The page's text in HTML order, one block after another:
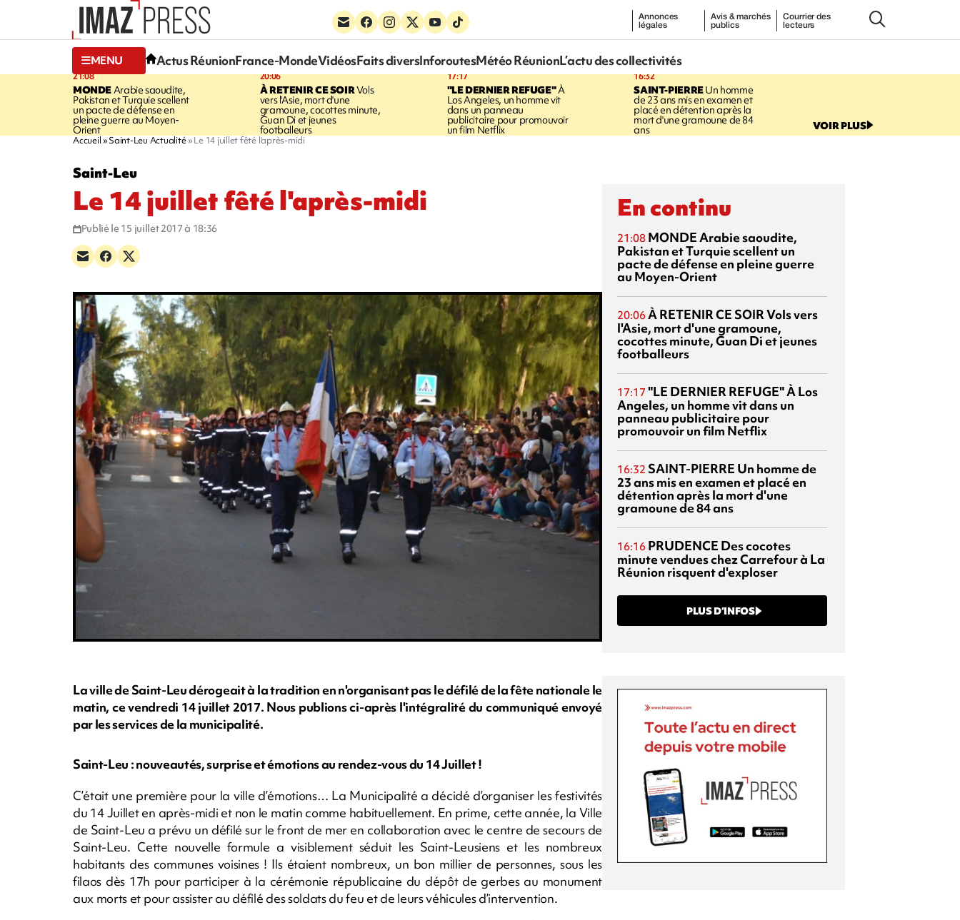
Annonces
légales
Avis & marchés
publics
Courrier des
lecteurs
MENU Actus RéunionFrance-MondeVidéosFaits diversInforoutesMétéo RéunionL’actu des collectivités
21:08
MONDE Arabie saoudite,
Pakistan et Turquie scellent
un pacte de défense en
pleine guerre au Moyen-
Orient
20:06
À RETENIR CE SOIRVols
vers l'Asie, mort d'une
gramoune, cocottes minute,
Guan Di et jeunes
footballeurs
17:17
"LE DERNIER REFUGE"À
Los Angeles, un homme vit
dans un panneau
publicitaire pour promouvoir
un film Netflix
16:32
SAINT-PIERREUn homme
de 23 ans mis en examen et
placé en détention après la
mort d'une gramoune de 84
ans VOIR PLUS
Accueil Saint-Leu Actualité Le 14 juillet fêté l'après-midi
Saint-Leu
Le 14 juillet fêté l'après-midi
Publié le 15 juillet 2017 à 18:36
La ville de Saint-Leu dérogeait à la tradition en n'organisant pas le défilé de la fête nationale le
matin, ce vendredi 14 juillet 2017. Nous publions ci-après l'intégralité du communiqué envoyé
par les services de la municipalité.
Saint-Leu : nouveautés, surprise et émotions au rendez-vous du 14 Juillet !
C’était une première pour la ville d’émotions… La Municipalité a décidé d’organiser les festivités
du 14 Juillet en après-midi et non le matin comme habituellement. En prime, cette année, la Ville
de Saint-Leu a prévu un défilé sur le front de mer en collaboration avec le centre de secours de
Saint-Leu. Cette nouvelle formule a visiblement séduit les Saint-Leusiens et les nombreux
habitants des communes voisines ! Ils étaient nombreux, un bon millier de personnes, sous les
filaos dès 17h pour participer à la cérémonie républicaine du dépôt de gerbes au monument
aux morts et pour assister au défilé des soldats du feu et de leurs véhicules d’intervention.
En continu
21:08 MONDEArabie saoudite,
Pakistan et Turquie scellent un
pacte de défense en pleine guerre
au Moyen-Orient
20:06À RETENIR CE SOIRVols vers
l'Asie, mort d'une gramoune,
cocottes minute, Guan Di et jeunes
footballeurs
17:17 "LE DERNIER REFUGE"À Los
Angeles, un homme vit dans un
panneau publicitaire pour
promouvoir un film Netflix
16:32 SAINT-PIERRE Un homme de
23 ans mis en examen et placé en
détention après la mort d'une
gramoune de 84 ans
16:16 PRUDENCE Des cocotes
minute vendues chez Carrefour à La
Réunion risquent d'exploser
PLUS D’INFOS